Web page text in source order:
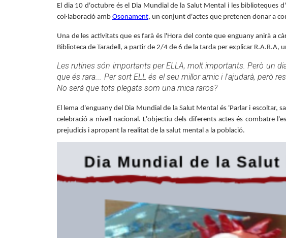
El dia 10 d'octubre és el Dia Mundial de la Salut Mental i les
col·laboració amb Osonament, un conjunt d'actes que pretenen donar a
Una de les activitats que es farà és l'Hora del conte que enguany anirà a
Biblioteca de Taradell, a partir de 2/4 de 6 de la tarda per explicar R.A.R.A,
Les rutines són importants per ELLA, molt importants. Però un
que és rara... Per sort ELL és el seu millor amic i l'ajudarà, però
No serà que tots plegats som una mica raros?
El lema d'enguany del Dia Mundial de la Salut Mental és 'Parlar i escoltar,
celebració a nivell nacional. L'objectiu dels diferents actes és combatre
prejudicis i apropant la realitat de la salut mental a la població.